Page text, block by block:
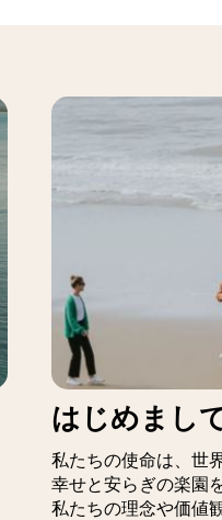
はじめまし
私たちの使命は、世
幸せと安らぎの楽園
私たちの理念や価値